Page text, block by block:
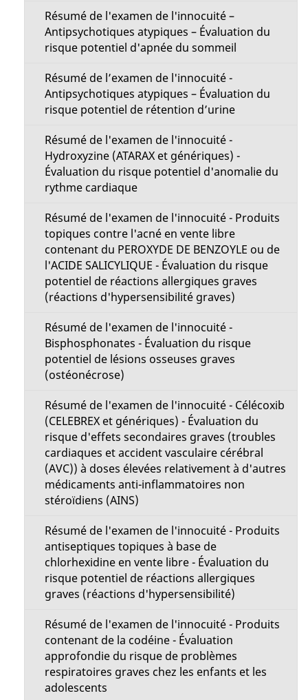
Résumé de l'examen de l'innocuité –
Antipsychotiques atypiques – Évaluation du
risque potentiel d'apnée du sommeil
Résumé de l’examen de l'innocuité -
Antipsychotiques atypiques – Évaluation du
risque potentiel de rétention d’urine
Résumé de l'examen de l'innocuité -
Hydroxyzine (ATARAX et génériques) -
Évaluation du risque potentiel d'anomalie du
rythme cardiaque
Résumé de l'examen de l'innocuité - Produits
topiques contre l'acné en vente libre
contenant du PEROXYDE DE BENZOYLE ou de
l'ACIDE SALICYLIQUE - Évaluation du risque
potentiel de réactions allergiques graves
(réactions d'hypersensibilité graves)
Résumé de l'examen de l'innocuité -
Bisphosphonates - Évaluation du risque
potentiel de lésions osseuses graves
(ostéonécrose)
Résumé de l'examen de l'innocuité - Célécoxib
(CELEBREX et génériques) - Évaluation du
risque d'effets secondaires graves (troubles
cardiaques et accident vasculaire cérébral
(AVC)) à doses élevées relativement à d'autres
médicaments anti-inflammatoires non
stéroïdiens (AINS)
Résumé de l'examen de l'innocuité - Produits
antiseptiques topiques à base de
chlorhexidine en vente libre - Évaluation du
risque potentiel de réactions allergiques
graves (réactions d'hypersensibilité)
Résumé de l'examen de l'innocuité - Produits
contenant de la codéine - Évaluation
approfondie du risque de problèmes
respiratoires graves chez les enfants et les
adolescents